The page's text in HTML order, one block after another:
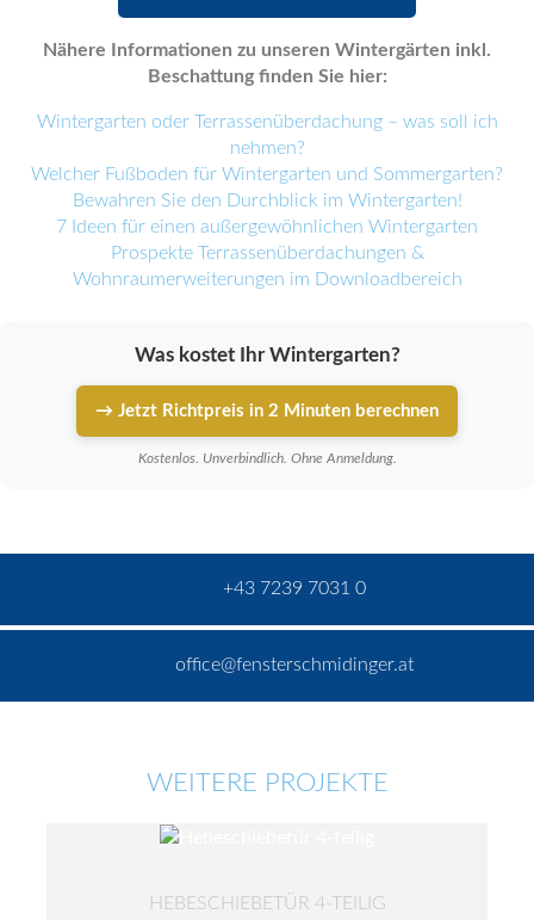
Nähere Informationen zu unseren Wintergärten inkl.
Beschattung finden Sie hier:
Wintergarten oder Terrassenüberdachung – was soll ich
nehmen?
Welcher Fußboden für Wintergarten und Sommergarten?
Bewahren Sie den Durchblick im Wintergarten!
7 Ideen für einen außergewöhnlichen Wintergarten
Prospekte Terrassenüberdachungen &
Wohnraumerweiterungen im Downloadbereich
Was kostet Ihr Wintergarten?
→ Jetzt Richtpreis in 2 Minuten berechnen
Kostenlos. Unverbindlich. Ohne Anmeldung.
+43 7239 7031 0
office@fensterschmidinger.at
WEITERE PROJEKTE
HEBESCHIEBETÜR 4-TEILIG